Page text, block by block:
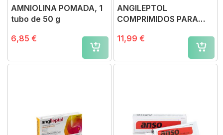
AMNIOLINA POMADA, 1
tubo de 50 g
6,85 €
ANGILEPTOL
COMPRIMIDOS PARA
30 comprimidos
11,99 €